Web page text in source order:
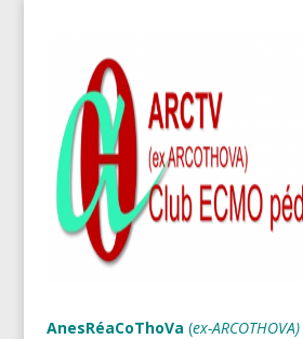
AnesRéaCoThoVa (ex-ARCOTHOVA)